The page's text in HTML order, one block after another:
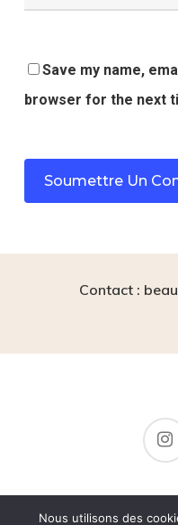
Save my name,
browser for the next
Contact :
©
Nous utilisons des